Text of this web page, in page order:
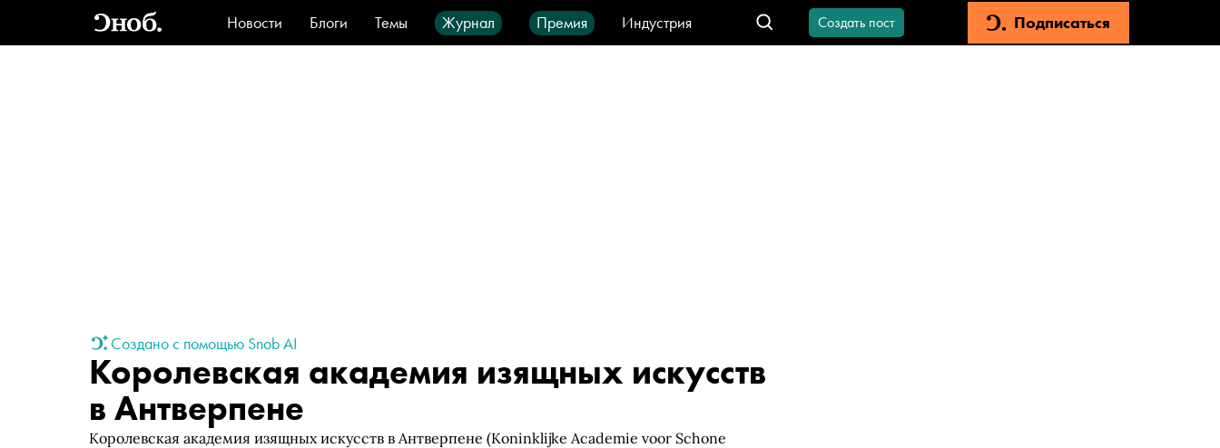
Новости Блоги Темы Журнал Премия
Индустрия
Стиль
Видео Город IT-продукты
Создать пост Подписаться
Создано с помощью Snob AI
Королевская академия изящных искусств
в Антверпене
Королевская академия изящных искусств в Антверпене (Koninklijke Academie voor Schone